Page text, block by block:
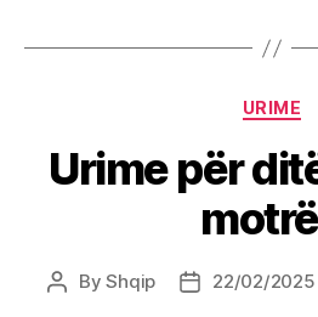
URIME
Urime për
PostByShqip
Post22/02/2025